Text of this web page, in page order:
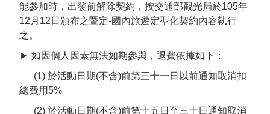
能參加時，出發前解除契約，按交通部觀光局於105年
12月12日頒布之暨定-國內旅遊定型化契約內容執行
之。
► 如因個人因素無法如期參與，退費依據如下：
(1) 於活動日期(不含)前第三十一日以前通知取消扣
總費用5%
(2) 於活動日期(不含)前第十五日至三十日通知取消